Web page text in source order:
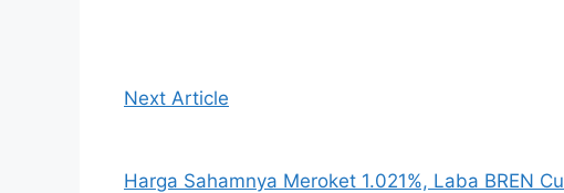
Next Article
Harga Sahamnya Meroket 1.021%, Laba BREN